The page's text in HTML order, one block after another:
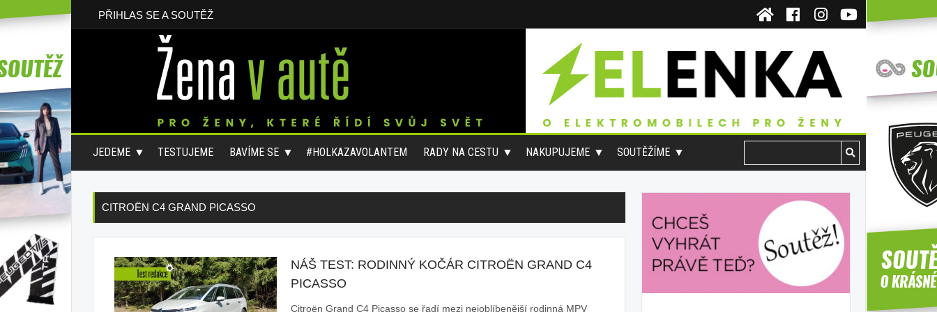
PŘIHLAS SE A SOUTĚŽ
JEDEME TESTUJEME BAVÍME SE #HOLKAZAVOLANTEM RADY NA CESTU NAKUPUJEME SOUTĚŽÍME
CITROËN C4 GRAND PICASSO
NÁŠ TEST: RODINNÝ KOČÁR CITROËN GRAND C4
PICASSO
Citroën Grand C4 Picasso se řadí mezi nejoblíbenější rodinná MPV